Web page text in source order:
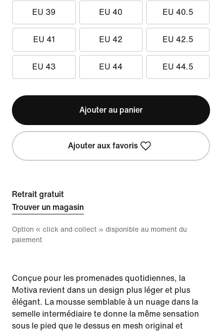
EU 39 EU 40 EU 40.5
EU 41 EU 42 EU 42.5
EU 43 EU 44 EU 44.5
Ajouter au panier
Ajouter aux favoris
Retrait gratuit
Trouver un magasin
Option « click and collect » disponible au moment du
paiement
Conçue pour les promenades quotidiennes, la
Motiva revient dans un design plus léger et plus
élégant. La mousse semblable à un nuage dans la
semelle intermédiaire te donne la même sensation
sous le pied que le dessus en mesh original et